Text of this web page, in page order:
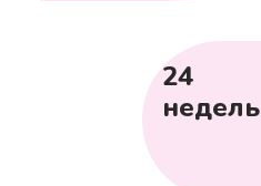
24
недель